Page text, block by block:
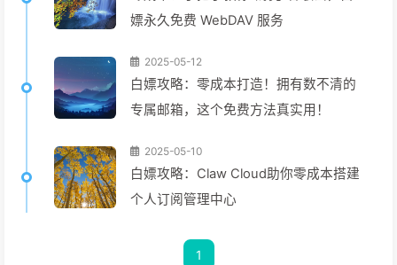
嫖永久免费 WebDAV 服务
2025-05-12
白嫖攻略：零成本打造！拥有数不清的
专属邮箱，这个免费方法真实用！
2025-05-10
白嫖攻略：Claw Cloud助你零成本搭建
个人订阅管理中心
1